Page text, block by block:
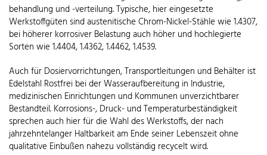
behandlung und -verteilung. Typische, hier eingesetzte
Werkstoffgüten sind austenitische Chrom-Nickel-Stähle wie 1.4307,
bei höherer korrosiver Belastung auch höher und hochlegierte
Sorten wie 1.4404, 1.4362, 1.4462, 1.4539.
Auch für Dosiervorrichtungen, Transportleitungen und Behälter ist
Edelstahl Rostfrei bei der Wasseraufbereitung in Industrie,
medizinischen Einrichtungen und Kommunen unverzichtbarer
Bestandteil. Korrosions-, Druck- und Temperaturbeständigkeit
sprechen auch hier für die Wahl des Werkstoffs, der nach
jahrzehntelanger Haltbarkeit am Ende seiner Lebenszeit ohne
qualitative Einbußen nahezu vollständig recycelt wird.